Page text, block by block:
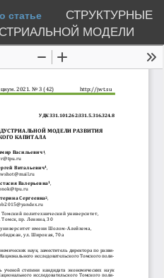
статье
СТРУКТУРНЫЕ
МОДЕЛИ
КАПИТАЛА
Скачать